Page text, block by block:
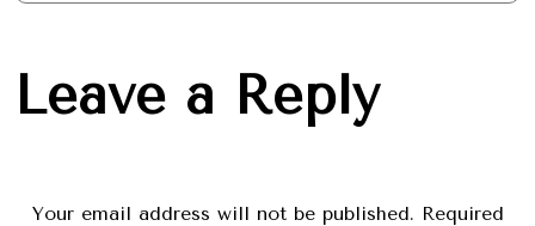
Leave a Reply
Your email address will not be published. Required